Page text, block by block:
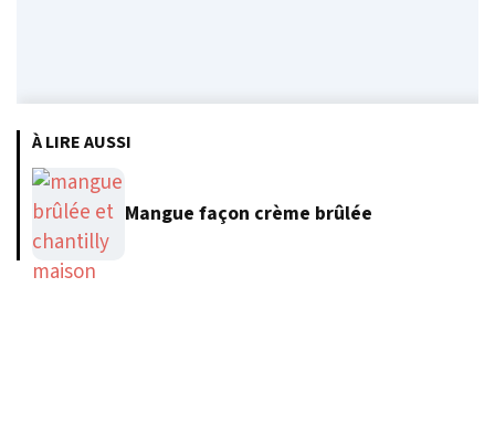
À LIRE AUSSI
Mangue façon crème brûlée